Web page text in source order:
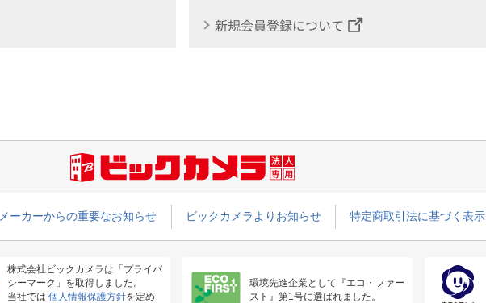
新規会員登録について
メーカーからの重要なお知らせ ビックカメラよりお知らせ 特定商取引法に基づく表示
株式会社ビックカメラは「プライバ
シーマーク」を取得しました。
当社では 個人情報保護方針を定め
環境先進企業として『エコ・ファー
スト』第1号に選ばれました。